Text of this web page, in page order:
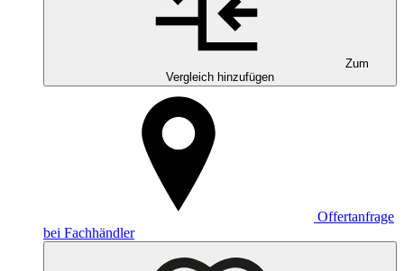
Zum
Vergleich hinzufügen
Offertanfrage
bei Fachhändler